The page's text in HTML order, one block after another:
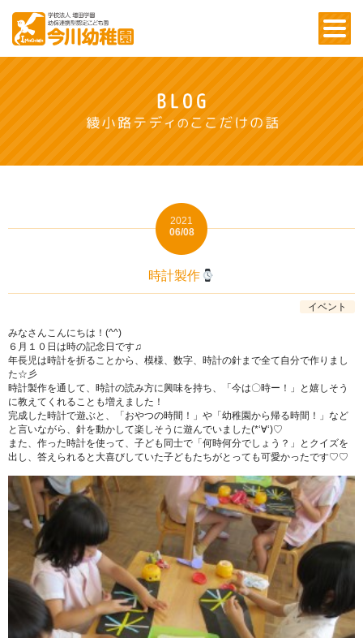
2021
06/08
イベント
時計製作
みなさんこんにちは！(^^)
６月１０日は時の記念日です♫
年長児は時計を折ることから、模様、数字、時計の針まで全て自分で作りまし
た☆彡
時計製作を通して、時計の読み方に興味を持ち、「今は〇時ー！」と嬉しそう
に教えてくれることも増えました！
完成した時計で遊ぶと、「おやつの時間！」や「幼稚園から帰る時間！」など
と言いながら、針を動かして楽しそうに遊んでいました(*‘∀‘)♡
また、作った時計を使って、子ども同士で「何時何分でしょう？」とクイズを
出し、答えられると大喜びしていた子どもたちがとっても可愛かったです♡♡